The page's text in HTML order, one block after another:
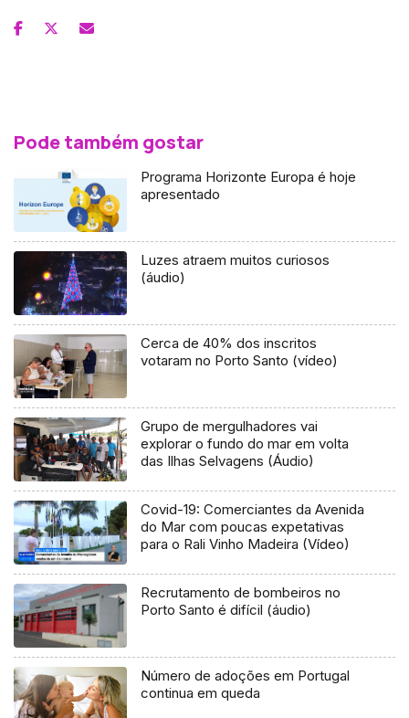
Pode também gostar
Programa Horizonte Europa é hoje
apresentado
Luzes atraem muitos curiosos
(áudio)
Cerca de 40% dos inscritos
votaram no Porto Santo (vídeo)
Grupo de mergulhadores vai
explorar o fundo do mar em volta
das Ilhas Selvagens (Áudio)
Covid-19: Comerciantes da Avenida
do Mar com poucas expetativas
para o Rali Vinho Madeira (Vídeo)
Recrutamento de bombeiros no
Porto Santo é difícil (áudio)
Número de adoções em Portugal
continua em queda